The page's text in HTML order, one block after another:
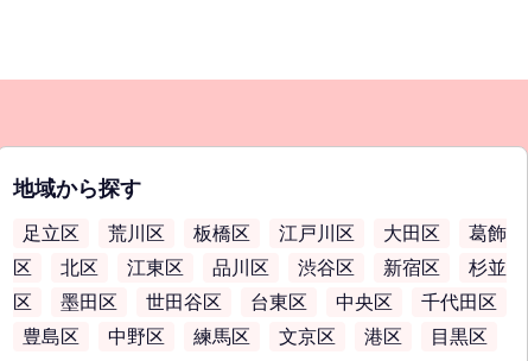
地域から探す
足立区 荒川区 板橋区 江戸川区 大田区
葛飾
区
北区 江東区 品川区 渋谷区 新宿区
杉並
区
墨田区 世田谷区 台東区 中央区
千代田区
豊島区
中野区 練馬区 文京区 港区 目黒区